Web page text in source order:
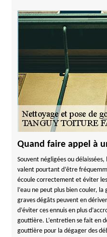
Quand faire appel à
Souvent négligées ou
valent pourtant d’être
écoule correctement et éviter
l’eau ne peut plus bien couler,
graves dégâts peuvent en
d’éviter ces ennuis en plus
gouttière. L’entretien se fait en
gouttière pour la dégager des